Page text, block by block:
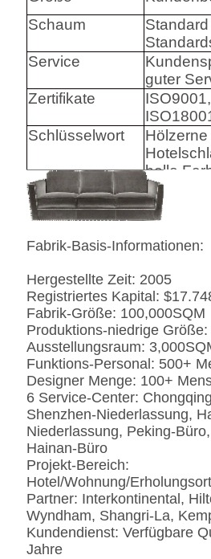
Schaum
Service
guter
Zertifikate
Schlüsselwort
Hölzerne
helle
Harware
Hafele/
Schaum
Hoher
Gewebe
Leder-/
Leder-/
CA117
BS5852
SS
Edelstahl
bürstete
Marmor
Kunde-
Fabrik-Basis-Informationen:
Hergestellte Zeit: 2005
Registriertes Kapital:
Fabrik-Größe: 100,000SQM
Produktions-niedrige
Ausstellungsraum:
Funktions-Personal: 500+
Designer Menge: 100+
6 Service-Center:
Shenzhen-Niederlassung,
Niederlassung, Peking-
Hainan-Büro
Projekt-Bereich:
Hotel/Wohnung/
Partner: Interkontinental,
Wyndham, Shangri-La,
Kundendienst: Verfügbare
Jahre